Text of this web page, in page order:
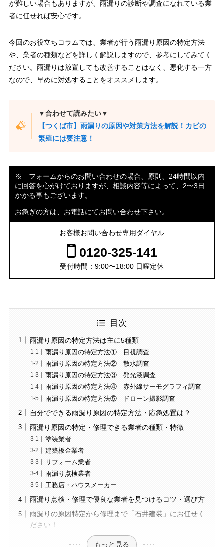
が難しい場合もありますが、雨漏りの診断や調査になれている業
者に任せれば安心です。
今回のお役立ちコラムでは、業者が行う雨漏り原因の特定方法
や、業者の種類などを詳しく解説しますので、参考にしてみてく
ださい。雨漏りは放置しても改善することはなく、悪化する一方
なので、早めに対処することをオススメします。
▼合わせて読みたい▼
【つくば市】雨漏りの原因や対策方法を解説！カビの
繁殖には要注意！
※ フォームからのお問い合わせの場合、原則、24時間以内
に回答を心がけておりますが、相談内容等によって、2〜3日
かかる事もございます。
お急ぎの方は、お電話にてお問い合わせ下さい。
お客様お問い合わせ専用ダイヤル
0120-325-141
受付時間：9:00〜18:00 日曜定休
目次
雨漏り原因の特定方法は主に5種類
雨漏り原因の特定方法①｜目視調査
雨漏り原因の特定方法②｜散水調査
雨漏り原因の特定方法③｜発光液調査
雨漏り原因の特定方法④｜赤外線サーモグラフィ調査
雨漏り原因の特定方法⑤｜ドローン撮影調査
自分でできる雨漏り原因の特定方法・応急処置は？
雨漏り原因の特定・修理できる業者の種類・特徴
塗装業者
建築板金業者
リフォーム業者
雨漏り点検業者
工務店・ハウスメーカー
雨漏り点検・修理で優良な業者を見つけるコツ・選び方
雨漏りの原因特定から修理まで「石井建装」にお任せく
ださい！
もっと見る